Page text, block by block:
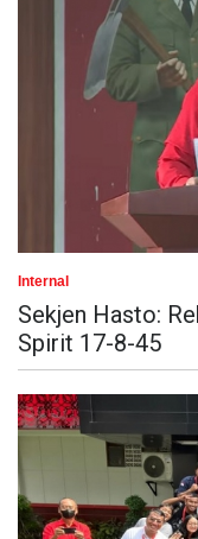
Internal
Sekjen Hasto:
Spirit 17-8-45